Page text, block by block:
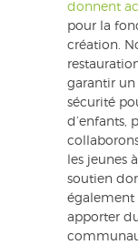
donnent
pour la
création.
garantir un
sécurité
d’enfants,
les jeunes
soutien
également
apporter